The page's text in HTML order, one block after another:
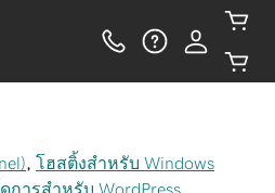
โฮสติ้งสำหรับ Windows
การสำหรับ WordPress